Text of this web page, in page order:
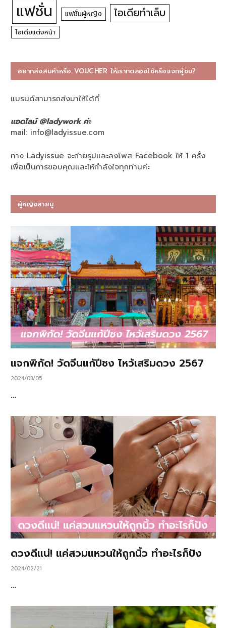
แฟชั่น แฟชั่นผู้หญิง ไอเดียทำเล็บ
ไอเดียแต่งหน้า
อยากส่งสินค้าหรือ VOUCHER ให้เราทดลองใช้หรือแจกผู้ชม?
แบรนด์สามารถส่งมาให้ได้ที่
แอดไลน์ @ladywork ค่ะ
mail: info@ladyissue.com
ทาง Ladyissue จะถ่ายรูปและลงโพส Facebook ให้ 1 ครั้ง
เพื่อเป็นการขอบคุณและให้กำลังใจทุกท่านค่ะ
ผู้หญิงสายมู
แจกพิกัด! วัดจีนแก้ปีชง ไหว้เสริมดวง 2567
2024/03/05
…
ดวงดีแน่! แค่สวมแหวนให้ถูกนิ้ว ทำอะไรก็ปัง
2024/02/21
…